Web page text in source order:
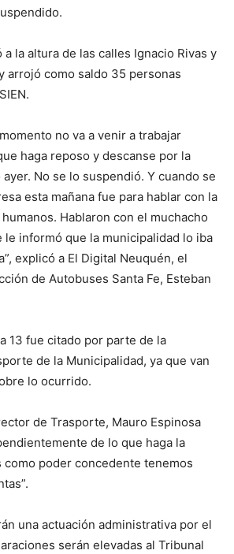
la altura de las calles Ignacio Rivas y
arrojó como saldo 35 personas
no va a venir a trabajar
haga reposo y descanse por la
No se lo suspendió. Y cuando se
esta mañana fue para hablar con la
Hablaron con el muchacho
le informó que la municipalidad lo iba
explicó a El Digital Neuquén, el
de Autobuses Santa Fe, Esteban
13 fue citado por parte de la
de la Municipalidad, ya que van
lo ocurrido.
de Trasporte, Mauro Espinosa
de lo que haga la
poder concedente tenemos
una actuación administrativa por el
serán elevadas al Tribunal